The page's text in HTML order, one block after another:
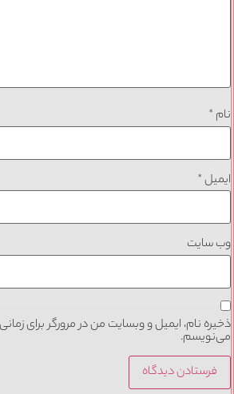
نام *
ایمیل*
وب‌ سایت
ذخیره نام، ایمیل و وبسایت من در مرورگر برای
می‌نویسم.